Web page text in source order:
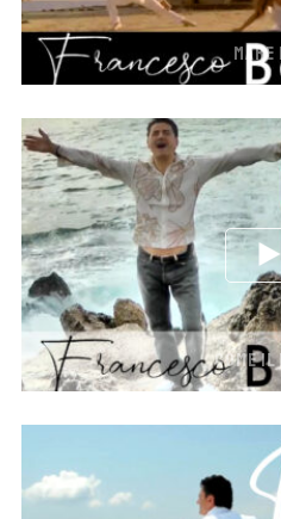
MARE
COME IL